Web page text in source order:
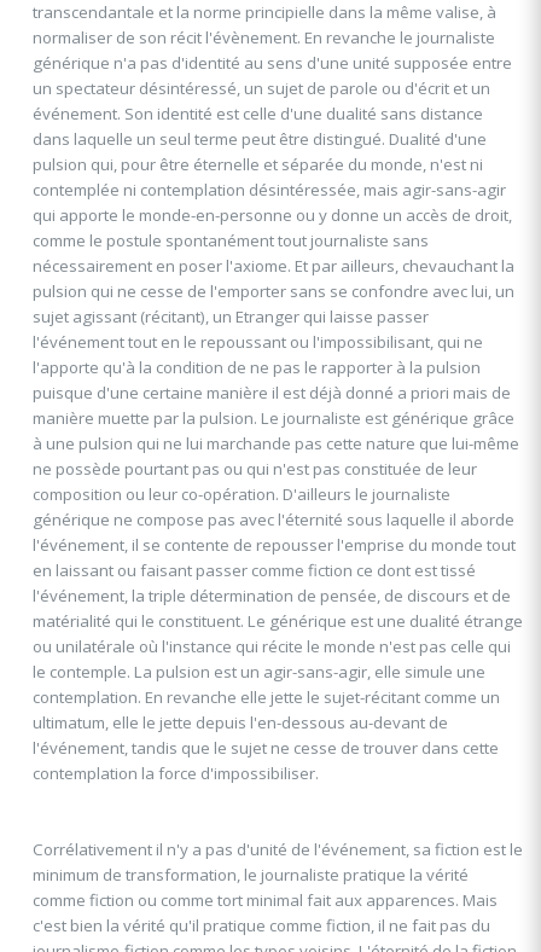
transcendantale et la norme principielle dans la même valise, à
normaliser de son récit l'évènement. En revanche le journaliste
générique n'a pas d'identité au sens d'une unité supposée entre
un spectateur désintéressé, un sujet de parole ou d'écrit et un
événement. Son identité est celle d'une dualité sans distance
dans laquelle un seul terme peut être distingué. Dualité d'une
pulsion qui, pour être éternelle et séparée du monde, n'est ni
contemplée ni contemplation désintéressée, mais agir-sans-agir
qui apporte le monde-en-personne ou y donne un accès de droit,
comme le postule spontanément tout journaliste sans
nécessairement en poser l'axiome. Et par ailleurs, chevauchant la
pulsion qui ne cesse de l'emporter sans se confondre avec lui, un
sujet agissant (récitant), un Etranger qui laisse passer
l'événement tout en le repoussant ou l'impossibilisant, qui ne
l'apporte qu'à la condition de ne pas le rapporter à la pulsion
puisque d'une certaine manière il est déjà donné a priori mais de
manière muette par la pulsion. Le journaliste est générique grâce
à une pulsion qui ne lui marchande pas cette nature que lui-même
ne possède pourtant pas ou qui n'est pas constituée de leur
composition ou leur co-opération. D'ailleurs le journaliste
générique ne compose pas avec l'éternité sous laquelle il aborde
l'événement, il se contente de repousser l'emprise du monde tout
en laissant ou faisant passer comme fiction ce dont est tissé
l'événement, la triple détermination de pensée, de discours et de
matérialité qui le constituent. Le générique est une dualité étrange
ou unilatérale où l'instance qui récite le monde n'est pas celle qui
le contemple. La pulsion est un agir-sans-agir, elle simule une
contemplation. En revanche elle jette le sujet-récitant comme un
ultimatum, elle le jette depuis l'en-dessous au-devant de
l'événement, tandis que le sujet ne cesse de trouver dans cette
contemplation la force d'impossibiliser.
Corrélativement il n'y a pas d'unité de l'événement, sa fiction est le
minimum de transformation, le journaliste pratique la vérité
comme fiction ou comme tort minimal fait aux apparences. Mais
c'est bien la vérité qu'il pratique comme fiction, il ne fait pas du